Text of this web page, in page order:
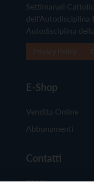
Settimanali
dell'Autodisciplina
Autodisciplina
E-Shop
Vendita Online
Abbonamenti
Contatti
Chi Siamo